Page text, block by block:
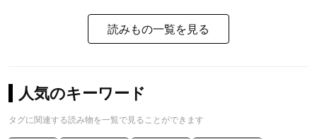
読みもの一覧を見る
人気のキーワード
タグに関連する読み物を一覧で見ることができます